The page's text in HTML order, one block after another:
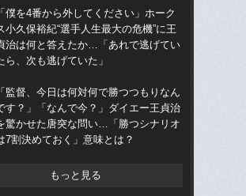
「僕を4番から外してください」ホーク
小久保裕紀“選手人生最大の危機”に王
治は何と答えたか…「あれで逃げてい
ら、次も逃げていた」
「監督、今日は何対何で勝つつもりなん
す？」「なんで今？」ダイエー王貞治
驚かせた唐突な問い…「勝つシナリオ
7割決めておく」意味とは？
もっと見る